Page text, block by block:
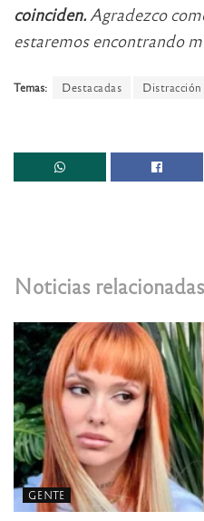
coinciden. Agradezco
estaremos encontrando
Temas: Destacadas Distracción
Noticias relacionadas
GENTE